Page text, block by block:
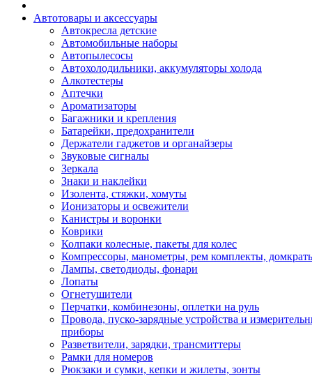
Автотовары и аксессуары
Автокресла детские
Автомобильные наборы
Автопылесосы
Автохолодильники, аккумуляторы холода
Алкотестеры
Аптечки
Ароматизаторы
Багажники и крепления
Батарейки, предохранители
Держатели гаджетов и органайзеры
Звуковые сигналы
Зеркала
Знаки и наклейки
Изолента, стяжки, хомуты
Ионизаторы и освежители
Канистры и воронки
Коврики
Колпаки колесные, пакеты для колес
Компрессоры, манометры, рем комплекты,
Лампы, светодиоды, фонари
Лопаты
Огнетушители
Перчатки, комбинезоны, оплетки на руль
Провода, пуско-зарядные устройства и
приборы
Разветвители, зарядки, трансмиттеры
Рамки для номеров
Рюкзаки и сумки, кепки и жилеты, зонты